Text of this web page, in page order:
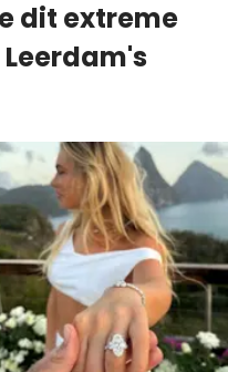
dit extreme